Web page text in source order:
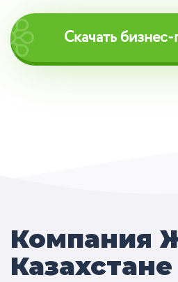
Скачать
Компания
Казахстане